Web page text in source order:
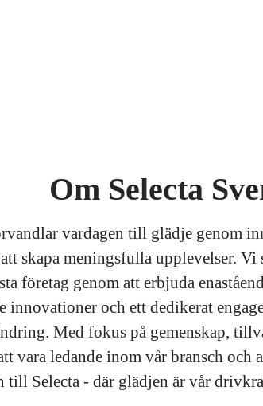
Om Selecta
vardagen till glädje genom
skapa meningsfulla upplevelser. Vi
företag genom att erbjuda
innovationer och ett dedikerat
Med fokus på gemenskap,
vara ledande inom vår bransch och
till Selecta - där glädjen är vår